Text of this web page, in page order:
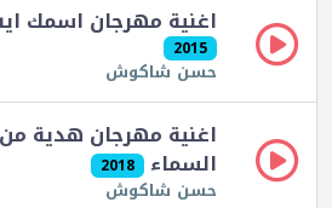
اغنية مهرجان اسمك
2015
حسن شاكوش
اغنية مهرجان هدية من
السماء 2018
حسن شاكوش